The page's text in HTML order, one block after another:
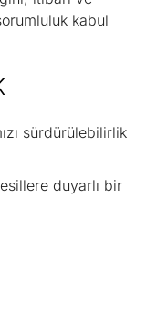
kabul
sürdürülebilirlik
duyarlı bir